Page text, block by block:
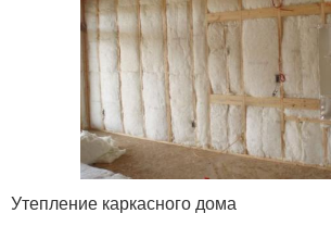
Утепление каркасного дома